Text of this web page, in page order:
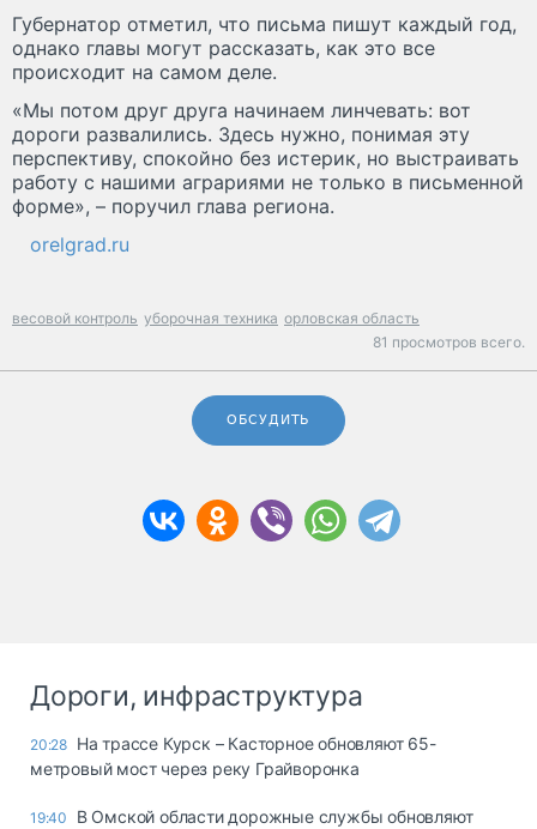
Губернатор отметил, что письма пишут каждый год,
однако главы могут рассказать, как это все
происходит на самом деле.
«Мы потом друг друга начинаем линчевать: вот
дороги развалились. Здесь нужно, понимая эту
перспективу, спокойно без истерик, но выстраивать
работу с нашими аграриями не только в письменной
форме», – поручил глава региона.
orelgrad.ru
весовой контроль уборочная техника орловская область
81 просмотров всего.
ОБСУДИТЬ
Дороги, инфраструктура
20:28 На трассе Курск – Касторное обновляют 65-
метровый мост через реку Грайворонка
19:40
В Омской области дорожные службы обновляют